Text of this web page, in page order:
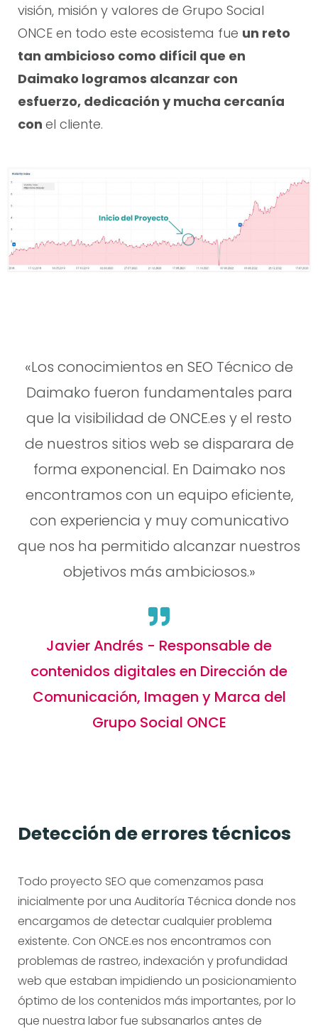
visión, misión y valores de Grupo Social
ONCE en todo este ecosistema fue un reto
tan ambicioso como difícil que en
Daimako logramos alcanzar con
esfuerzo, dedicación y mucha cercanía
con el cliente.
«Los conocimientos en SEO Técnico de
Daimako fueron fundamentales para
que la visibilidad de ONCE.es y el resto
de nuestros sitios web se disparara de
forma exponencial. En Daimako nos
encontramos con un equipo eficiente,
con experiencia y muy comunicativo
que nos ha permitido alcanzar nuestros
objetivos más ambiciosos.»
Javier Andrés - Responsable de
contenidos digitales en Dirección de
Comunicación, Imagen y Marca del
Grupo Social ONCE
Detección de errores técnicos
Todo proyecto SEO que comenzamos pasa
inicialmente por una Auditoría Técnica donde nos
encargamos de detectar cualquier problema
existente. Con ONCE.es nos encontramos con
problemas de rastreo, indexación y profundidad
web que estaban impidiendo un posicionamiento
óptimo de los contenidos más importantes, por lo
que nuestra labor fue subsanarlos antes de